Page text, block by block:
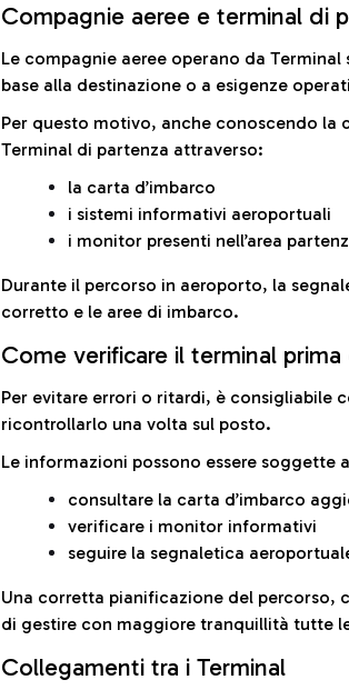
Compagnie aeree e terminal di
Le compagnie aeree operano da
base alla destinazione o a esigenze
Per questo motivo, anche conoscendo la
Terminal di partenza attraverso:
la carta d’imbarco
i sistemi informativi aeroportuali
i monitor presenti nell’area
Durante il percorso in aeroporto, la
corretto e le aree di imbarco.
Come verificare il terminal
Per evitare errori o ritardi, è consigliabile
ricontrollarlo una volta sul posto.
Le informazioni possono essere
consultare la carta d’imbarco
verificare i monitor informativi
seguire la segnaletica
Una corretta pianificazione del percorso,
di gestire con maggiore tranquillità tutte
Collegamenti tra i Terminal